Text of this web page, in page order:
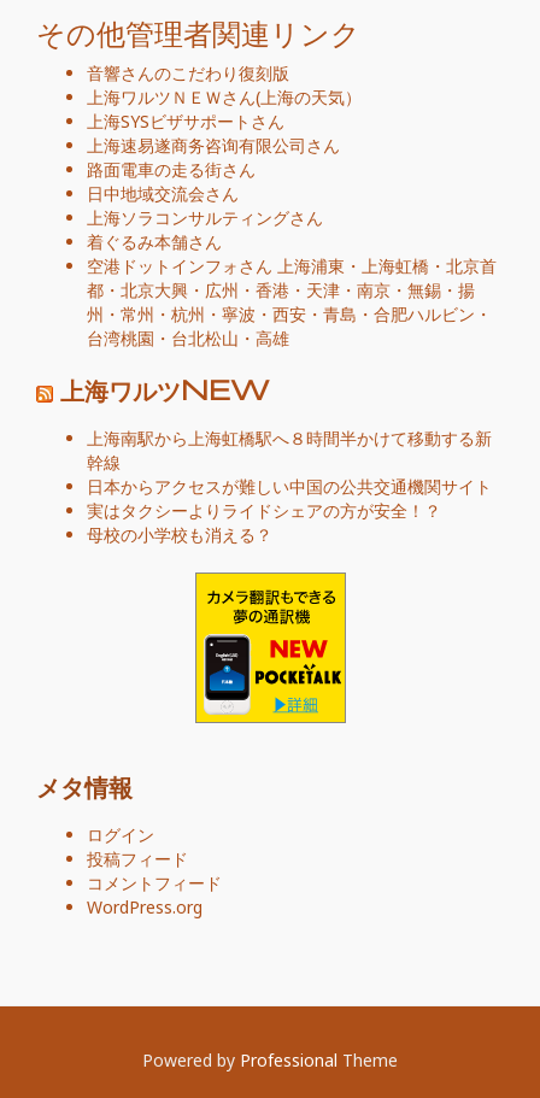
その他管理者関連リンク
音響さんのこだわり復刻版
上海ワルツＮＥＷさん(上海の天気）
上海SYSビザサポート さん
上海速易遂商务咨询有限公司さん
路面電車の走る街さん
日中地域交流会さん
上海ソラコンサルティングさん
着ぐるみ本舗さん
空港ドットインフォさん 上海浦東 ・ 上海虹橋 ・ 北京首
都 ・ 北京大興 ・ 広州 ・ 香港 ・ 天津 ・ 南京 ・ 無錫 ・ 揚
州 ・ 常州 ・ 杭州 ・ 寧波 ・ 西安 ・ 青島 ・ 合肥ハルビン ・
台湾桃園 ・ 台北松山 ・ 高雄
上海ワルツNEW
上海南駅から上海虹橋駅へ８時間半かけて移動する新
幹線
日本からアクセスが難しい中国の公共交通機関サイト
実はタクシーよりライドシェアの方が安全！？
母校の小学校も消える？
メタ情報
ログイン
投稿フィード
コメントフィード
WordPress.org
Powered by Professional Theme